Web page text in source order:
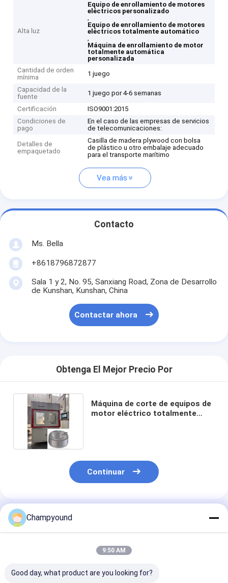
Alta luz
Equipo de enrollamiento de motores
eléctricos personalizado
,
Equipo de enrollamiento de motores
eléctricos totalmente automático
,
Máquina de enrollamiento de motor
totalmente automática
personalizada
Cantidad de orden
mínima
1 juego
Capacidad de la
fuente
1 juego por 4-6 semanas
Certificación
ISO9001:2015
Condiciones de
pago
En el caso de las empresas de servicios
de telecomunicaciones:
Detalles de
empaquetado
Casilla de madera plywood con bolsa
de plástico u otro embalaje adecuado
para el transporte marítimo
Vea más
Contacto
Ms. Bella
+8618796872877
Sala 1 y 2, No. 95, Sanxiang Road, Zona de Desarrollo
de Kunshan, Kunshan, China
Contactar ahora
Obtenga El Mejor Precio Por
Máquina de corte de equipos de
motor eléctrico totalmente
Continuar
Productos Recomendados
Champyound
9:50 AM
Good day, what product are you looking for?